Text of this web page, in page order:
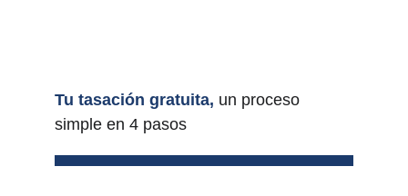
Tu tasación gratuita, un proceso
simple en 4 pasos